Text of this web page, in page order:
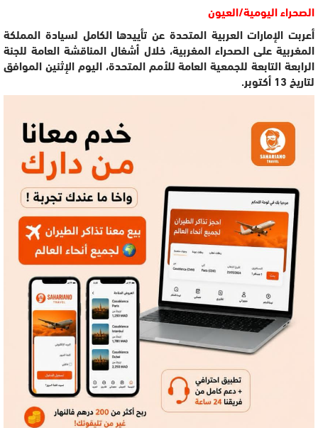
الصحراء اليومية/العيون
أعربت الإمارات العربية المتحدة عن تأييدها الكامل لسيادة المملكة
المغربية على الصحراء المغربية، خلال أشغال المناقشة العامة للجنة
الرابعة التابعة للجمعية العامة للأمم المتحدة، اليوم الإثنين الموافق
لتاريخ 13 أكتوبر.